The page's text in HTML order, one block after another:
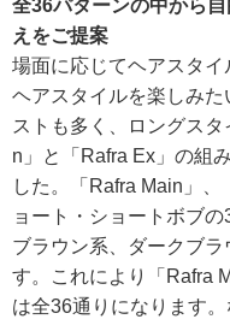
全36パターンの中から
えをご提案
場面に応じてヘアスタ
ヘアスタイルを楽しみ
ストも多く、ロングス
n」と「Rafra Ex」の組
した。「Rafra Main」
ョート・ショートボブ
ブラウン系、ダークブ
す。これにより「Rafra
は全36通りになります